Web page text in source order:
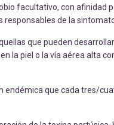
facultativo, con
de la
que pueden
la piel o la vía aérea alta
endémica que cada tres/